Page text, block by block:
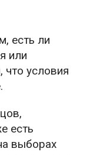
есть ли
или
что условия
есть
выборах